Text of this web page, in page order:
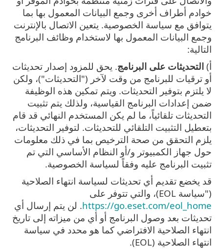
خوادم أطراف أخرى وجمع البيانات المعمول بها بما
يتوافق مع سياسة الخصوصية. يتعين الاتصال بالإنترنت
وجمع البيانات المعمول بها لاستخدام وظائف البرنامج
التالية:
أ) التحديثات على البرنامج. يحق للمزود إصدار تحديثات
أو ترقيات للبرنامج من وقت لآخر ("التحديثات")، ولكن
لا يلتزم بتوفير التحديثات. ويتم تمكين هذه الوظيفة
ضمن إعدادات البرنامج القياسية، ولذلك يتم تثبيت
التحديثات تلقائياً، ما لم يكن المستخدم النهائي قد قام
بتعطيل التثبيت التلقائي للتحديثات. لتوفير التحديثات،
يلزم التحقق من صحة الترخيص بما في ذلك معلومات
حول جهاز الكمبيوتر و/أو النظام الأساسي التي تم
تثبيت البرنامج عليه وفقاً لسياسة الخصوصية.
قد يخضع تقديم أي تحديثات لسياسة انتهاء الصلاحية
("سياسة EOL)، والتي تتوفر على
https://go.eset.com/eol_home. لن يتم إرسال أي
تحديثات بعد وصول البرنامج أو أي من ميزاته إلى تاريخ
انتهاء الصلاحية الافتراضي كما هو محدد في سياسة
انتهاء الصلاحية (EOL).